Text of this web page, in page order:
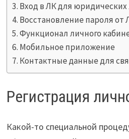
Вход в ЛК для
Восстановление пароля от
Функционал личного
Мобильное приложение
Контактные данные для
Регистрация
Какой-то специальной